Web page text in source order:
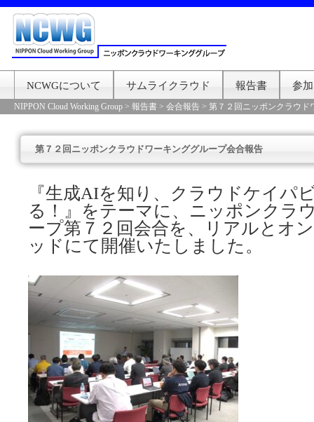
NCWGについて サムライクラウド 報告書 参
NIPPON Cloud Working Group > 報告書 > 会合報告 > 第７２回ニッポンクラウド
第７２回ニッポンクラウドワーキンググループ会合報告
『生成AIを知り、クラウドケイパ
る！』をテーマに、ニッポンクラ
ープ第７２回会合を、リアルとオ
ッドにて開催いたしました。